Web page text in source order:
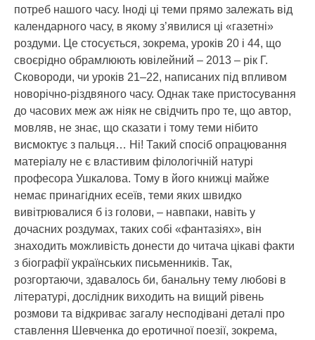
потреб нашого часу. Іноді ці теми прямо залежать від
календарного часу, в якому з’явилися ці «газетні»
роздуми. Це стосується, зокрема, уроків 20 і 44, що
своєрідно обрамлюють ювілейний – 2013 – рік Г.
Сковороди, чи уроків 21–22, написаних під впливом
новорічно-різдвяного часу. Однак таке пристосування
до часових меж аж ніяк не свідчить про те, що автор,
мовляв, не знає, що сказати і тому теми нібито
висмоктує з пальця… Ні! Такий спосіб опрацювання
матеріалу не є властивим філологічній натурі
професора Ушкалова. Тому в його книжці майже
немає принагідних есеїв, теми яких швидко
вивітрювалися б із голови, – навпаки, навіть у
дочасних роздумах, таких собі «фантазіях», він
знаходить можливість донести до читача цікаві факти
з біографії українських письменників. Так,
розгортаючи, здавалось би, банальну тему любові в
літературі, дослідник виходить на вищий рівень
розмови та відкриває загалу несподівані деталі про
ставлення Шевченка до еротичної поезії, зокрема,